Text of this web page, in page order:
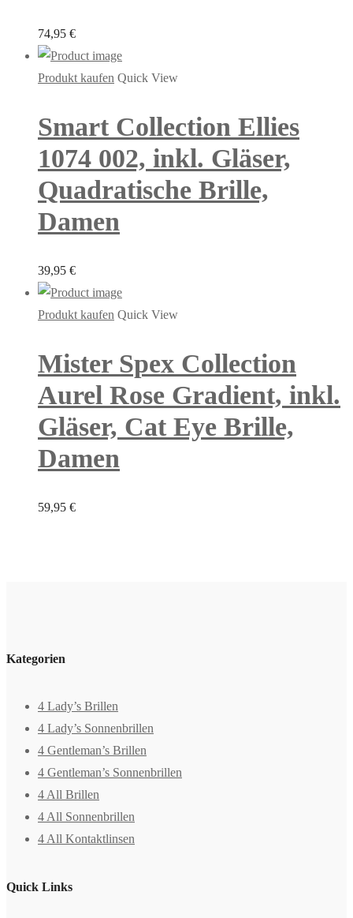
74,95 €
Produkt kaufen Quick View
Smart Collection Ellies
1074 002, inkl. Gläser,
Quadratische Brille,
Damen
39,95 €
Produkt kaufen Quick View
Mister Spex Collection
Aurel Rose Gradient, inkl.
Gläser, Cat Eye Brille,
Damen
59,95 €
Kategorien
4 Lady’s Brillen
4 Lady’s Sonnenbrillen
4 Gentleman’s Brillen
4 Gentleman’s Sonnenbrillen
4 All Brillen
4 All Sonnenbrillen
4 All Kontaktlinsen
Quick Links